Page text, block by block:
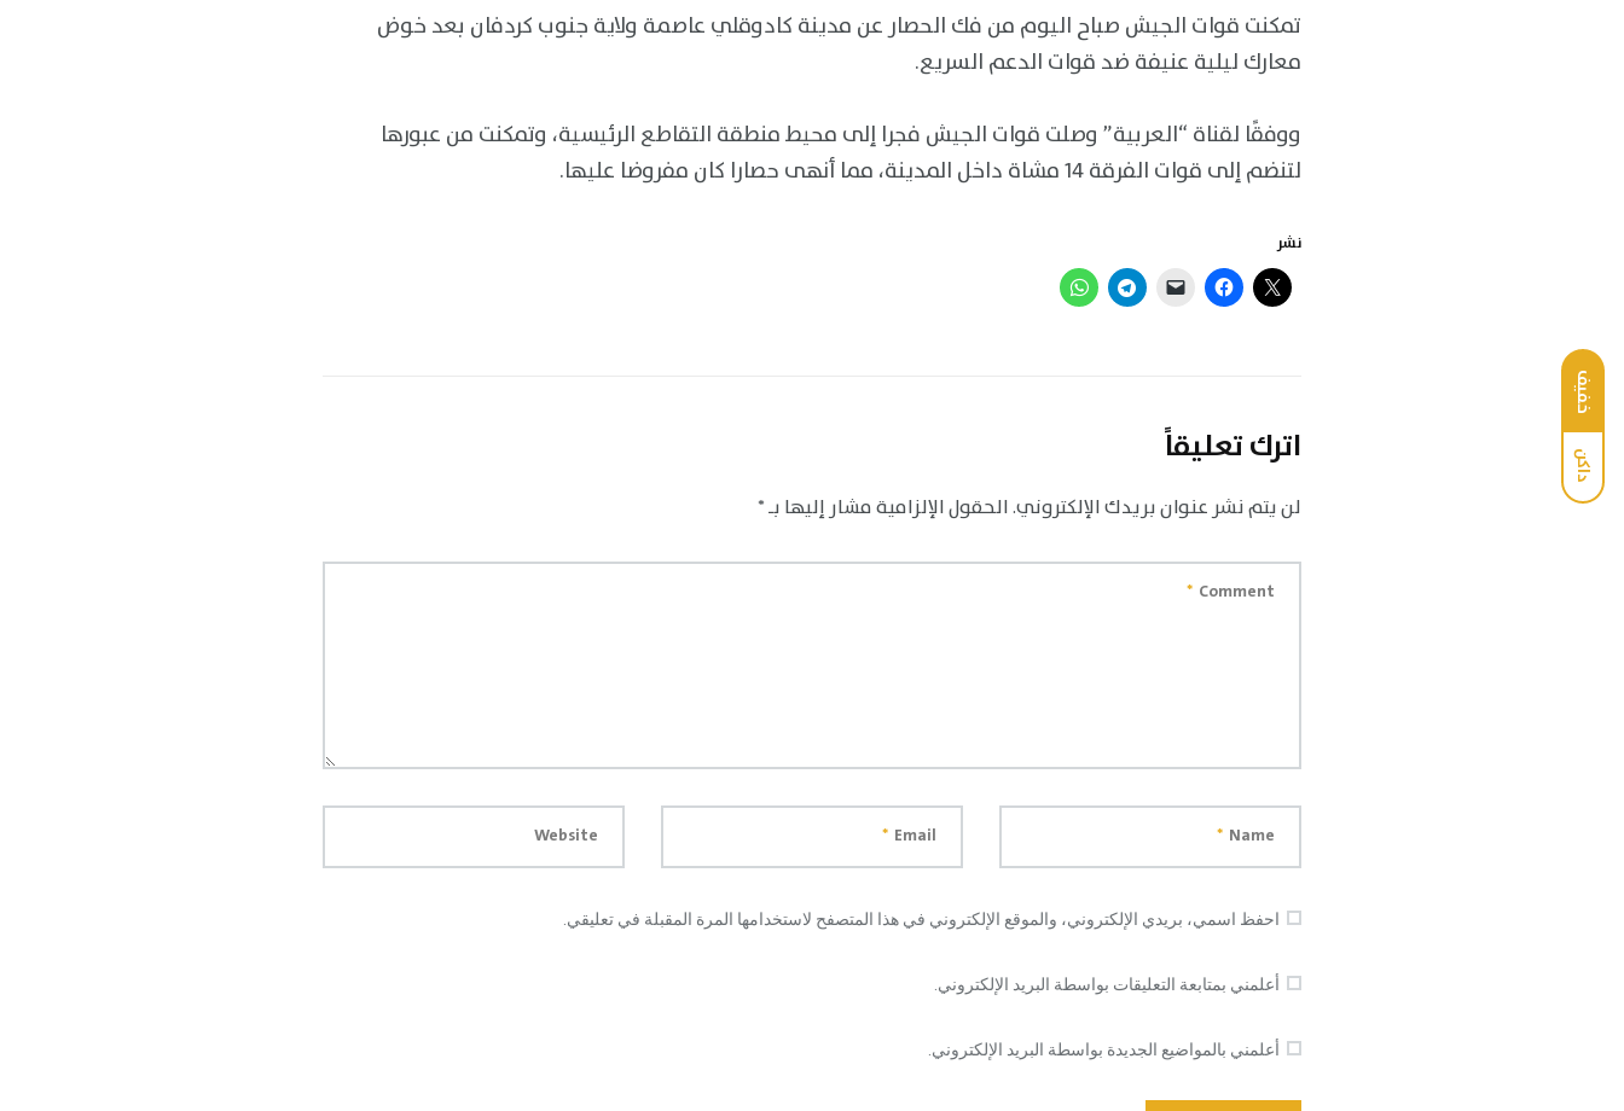
خفيف
داكن
تمكنت قوات الجيش صباح اليوم من فك الحصار عن مدينة كادوقلي عاصمة ولاية جنوب كردفان بعد خوض
معارك ليلية عنيفة ضد قوات الدعم السريع.
ووفقًا لقناة “العربية” وصلت قوات الجيش فجرا إلى محيط منطقة التقاطع الرئيسية، وتمكنت من عبورها
لتنضم إلى قوات الفرقة 14 مشاة داخل المدينة، مما أنهى حصارا كان مفروضا عليها.
نشر
اترك تعليقاً
لن يتم نشر عنوان بريدك الإلكتروني.الحقول الإلزامية مشار إليها بـ*
Comment
*
Name
*
Email
*
Website
احفظ اسمي، بريدي الإلكتروني، والموقع الإلكتروني في هذا المتصفح لاستخدامها المرة المقبلة في تعليقي.
أعلمني بمتابعة التعليقات بواسطة البريد الإلكتروني.
أعلمني بالمواضيع الجديدة بواسطة البريد الإلكتروني.